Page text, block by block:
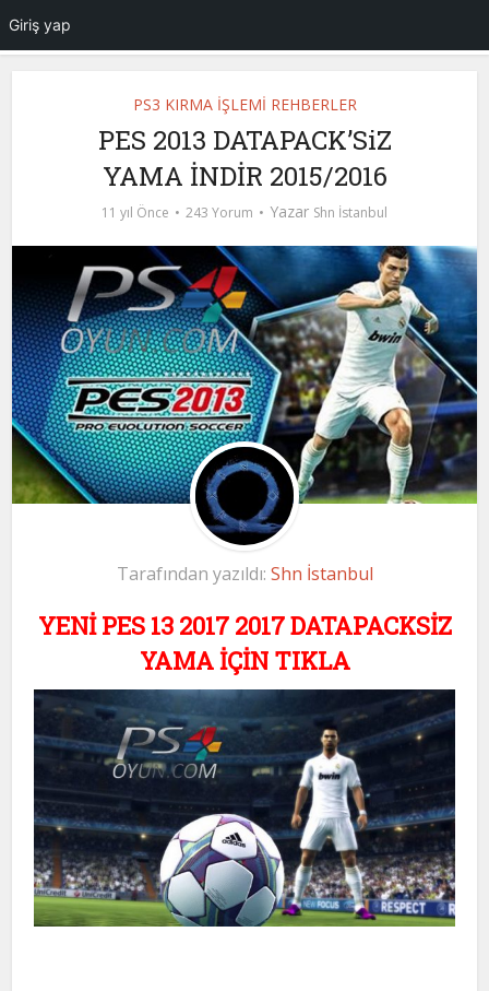
PS3 KIRMA İŞLEMİ REHBERLER
PES 2013 DATAPACK’SiZ
YAMA İNDİR 2015/2016
11 yıl Önce 243 Yorum Yazar Shn İstanbul
Tarafından yazıldı: Shn İstanbul
YENİ PES 13 2017 2017 DATAPACKSİZ
YAMA İÇİN TIKLA
Giriş yap